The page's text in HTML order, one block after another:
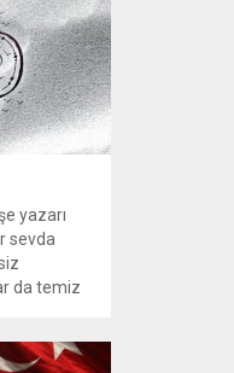
ve
Son
yazarı
sevda
da temiz